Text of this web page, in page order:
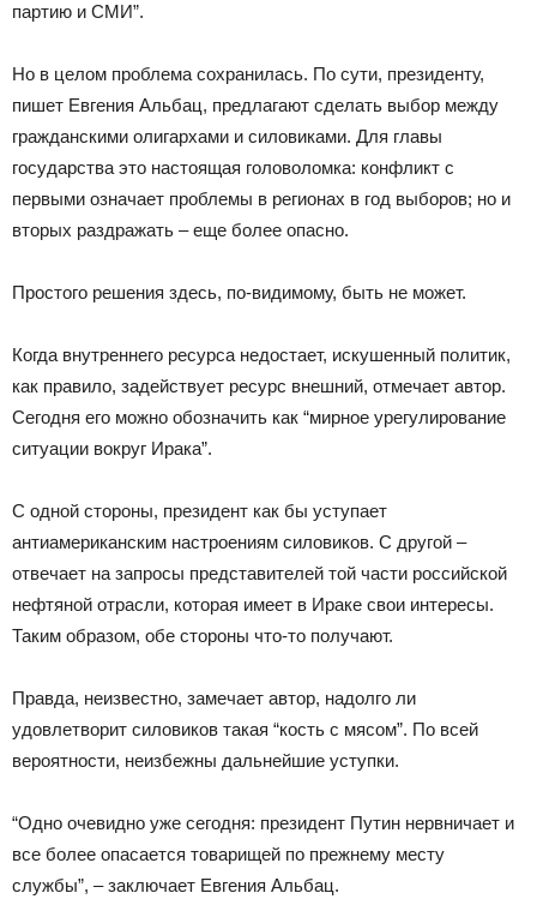
партию и СМИ”.
Но в целом проблема сохранилась. По сути, президенту,
пишет Евгения Альбац, предлагают сделать выбор между
гражданскими олигархами и силовиками. Для главы
государства это настоящая головоломка: конфликт с
первыми означает проблемы в регионах в год выборов; но и
вторых раздражать – еще более опасно.
Простого решения здесь, по-видимому, быть не может.
Когда внутреннего ресурса недостает, искушенный политик,
как правило, задействует ресурс внешний, отмечает автор.
Сегодня его можно обозначить как “мирное урегулирование
ситуации вокруг Ирака”.
С одной стороны, президент как бы уступает
антиамериканским настроениям силовиков. С другой –
отвечает на запросы представителей той части российской
нефтяной отрасли, которая имеет в Ираке свои интересы.
Таким образом, обе стороны что-то получают.
Правда, неизвестно, замечает автор, надолго ли
удовлетворит силовиков такая “кость с мясом”. По всей
вероятности, неизбежны дальнейшие уступки.
“Одно очевидно уже сегодня: президент Путин нервничает и
все более опасается товарищей по прежнему месту
службы”, – заключает Евгения Альбац.